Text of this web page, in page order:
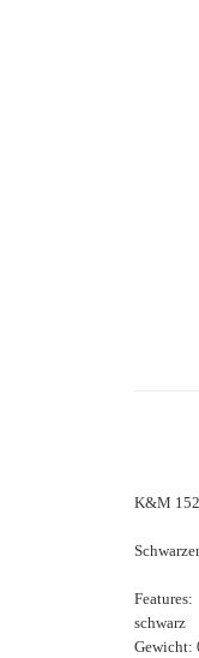
K&M
Features:
schwarz
Gewicht: